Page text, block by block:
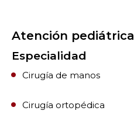
Atención pediátrica
Especialidad
Cirugía de manos
Cirugía ortopédica